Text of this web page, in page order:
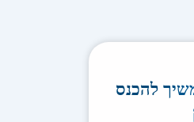
להכנס